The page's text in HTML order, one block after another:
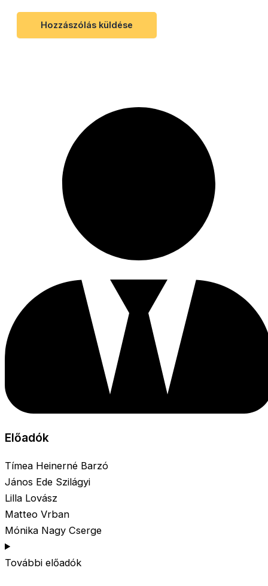
Előadók
Tímea Heinerné Barzó
János Ede Szilágyi
Lilla Lovász
Matteo Vrban
Mónika Nagy Cserge
További előadók